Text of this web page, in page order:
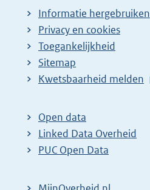
Informatie hergebruiken
Privacy en cookies
Toegankelijkheid
Sitemap
E
t
e
r
Kwetsbaarheid melden
Open data
Linked Data Overheid
PUC Open Data